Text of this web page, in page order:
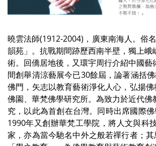
曉雲法師(1912-2004)，廣東南海人。俗
韻苑」。抗戰期間跡歷西南半壁，獨上
術。回僑居地後，又環宇周行介紹中國
間創舉清涼藝展今已30餘屆，論著涵括
佛門，矢志以教育藝術淨化人心，弘揚
佛園、華梵佛學研究所。為致力於近代
究，以此為首創在台灣。同時出席國際
1990年又創辦華梵工學院，將人文與科
家，亦為當今馳名中外之般若禪行者；